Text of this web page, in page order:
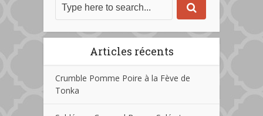
Articles récents
Crumble Pomme Poire à la Fève de
Tonka